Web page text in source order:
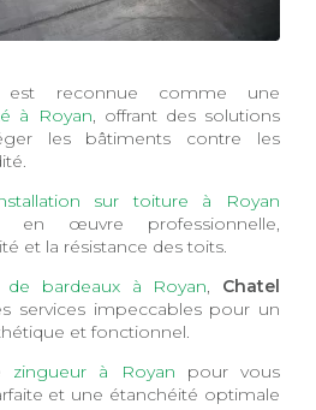
est reconnue comme une
à Royan, offrant des solutions
les bâtiments contre les
sur toiture à Royan
œuvre professionnelle,
et la résistance des toits.
de bardeaux à Royan, Chatel
services impeccables pour un
et fonctionnel.
zingueur à Royan pour vous
et une étanchéité optimale